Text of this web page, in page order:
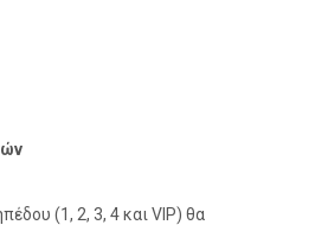
(1, 2, 3, 4 και VIP) θα